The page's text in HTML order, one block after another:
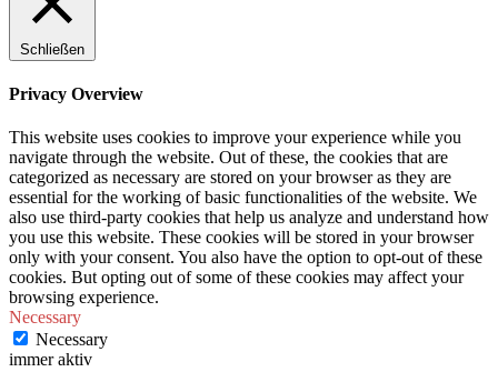
Schließen
Privacy Overview
This website uses cookies to improve your experience while you
navigate through the website. Out of these, the cookies that are
categorized as necessary are stored on your browser as they are
essential for the working of basic functionalities of the website. We
also use third-party cookies that help us analyze and understand how
you use this website. These cookies will be stored in your browser
only with your consent. You also have the option to opt-out of these
cookies. But opting out of some of these cookies may affect your
browsing experience.
Necessary
Necessary
immer aktiv